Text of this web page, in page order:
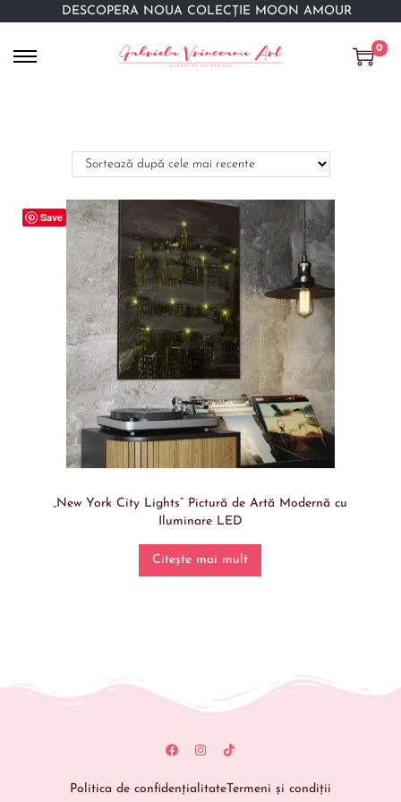
DESCOPERĂ NOUA COLECȚIE MOON AMOUR
0
Save
„New York City Lights” Pictură de Artă Modernă cu
Iluminare LED
Citește mai mult
Politica de confidențialitateTermeni și condiții